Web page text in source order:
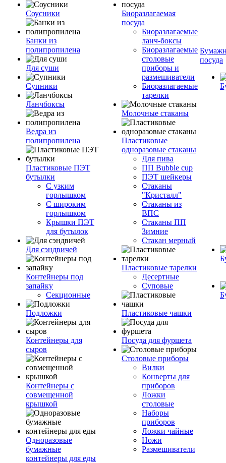
Соусники
Банки из
полипропилена
Для суши
Супники
Ланчбоксы
Ведра из
полипропилена
Пластиковые ПЭТ
бутылки
С узким
горлышком
С широким
горлышком
Крышки ПЭТ
для бутылок
Для сэндвичей
Контейнеры под
запайку
Секционные
Подложки
Контейнеры для
сыров
Контейнеры с
совмещенной
крышкой
Одноразовые
бумажные
контейнеры для еды
Биоразлагаемая
посуда
Биоразлагаемые
ланч-боксы
Биоразлагаемые
столовые
приборы и
размешиватели
Биоразлагаемые
тарелки
Молочные стаканы
Пластиковые
одноразовые стаканы
Для пива
ПП Bubble cup
ПЭТ шейкеры
Стаканы
"Кристалл"
Стаканы из
ВПС
Стаканы ПП
Зимние
Стакан мерный
Пластиковые тарелки
Десертные
Суповые
Пластиковые чашки
Посуда для фуршета
Столовые приборы
Вилки
Конверты для
приборов
Ложки
столовые
Наборы
приборов
Ложки чайные
Ножи
Размешиватели
посуда